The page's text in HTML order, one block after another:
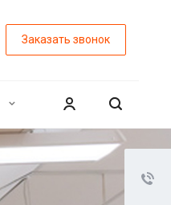
Заказать звонок